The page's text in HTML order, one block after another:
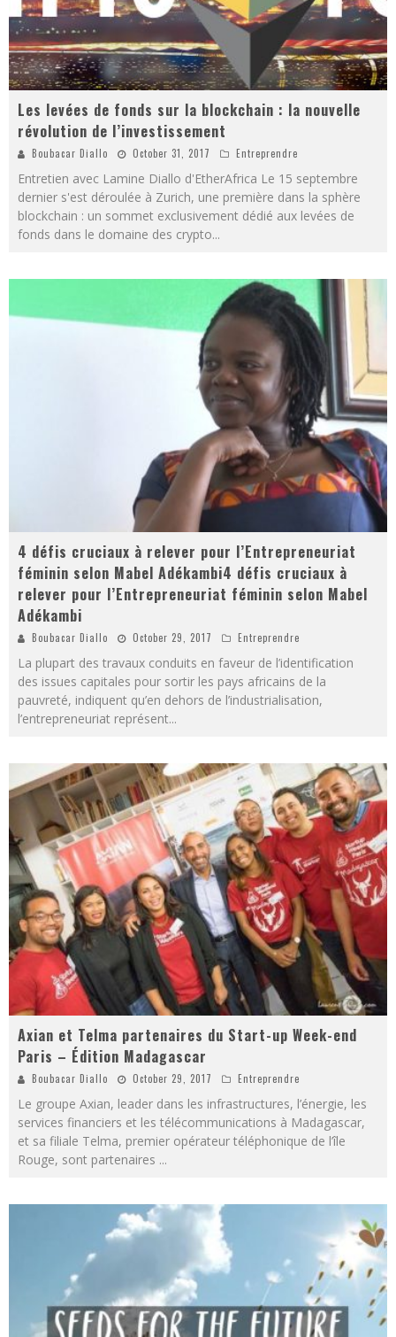
Les levées de fonds sur la blockchain : la nouvelle
révolution de l’investissement
Boubacar Diallo October 31, 2017 Entreprendre
Entretien avec Lamine Diallo d'EtherAfrica Le 15 septembre
dernier s'est déroulée à Zurich, une première dans la sphère
blockchain : un sommet exclusivement dédié aux levées de
fonds dans le domaine des crypto...
4 défis cruciaux à relever pour l’Entrepreneuriat
féminin selon Mabel Adékambi4 défis cruciaux à
relever pour l’Entrepreneuriat féminin selon Mabel
Adékambi
Boubacar Diallo October 29, 2017 Entreprendre
La plupart des travaux conduits en faveur de l’identification
des issues capitales pour sortir les pays africains de la
pauvreté, indiquent qu’en dehors de l’industrialisation,
l’entrepreneuriat représent...
Axian et Telma partenaires du Start-up Week-end
Paris – Édition Madagascar
Boubacar Diallo October 29, 2017 Entreprendre
Le groupe Axian, leader dans les infrastructures, l’énergie, les
services financiers et les télécommunications à Madagascar,
et sa filiale Telma, premier opérateur téléphonique de l’île
Rouge, sont partenaires ...